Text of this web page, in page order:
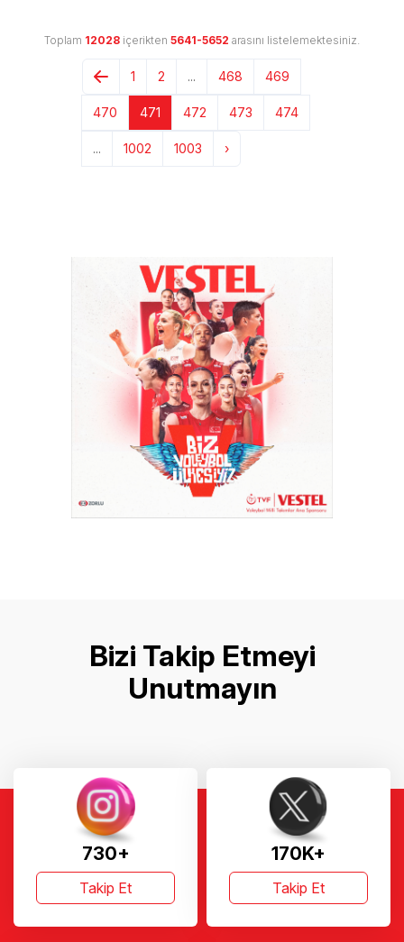
Toplam 12028 içerikten 5641-5652 arasını listelemektesiniz.
1 2 ... 468 469
470 471 472 473 474
... 1002 1003 ›
Bizi Takip Etmeyi
Unutmayın
730+
Takip Et
170K+
Takip Et